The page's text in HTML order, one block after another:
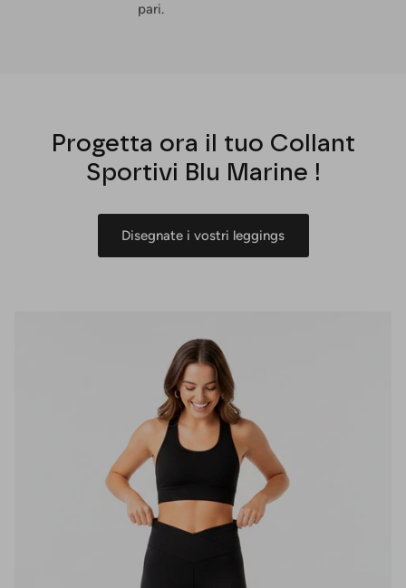
pari.
Progetta ora il tuo Collant
Sportivi Blu Marine !
Disegnate i vostri leggings